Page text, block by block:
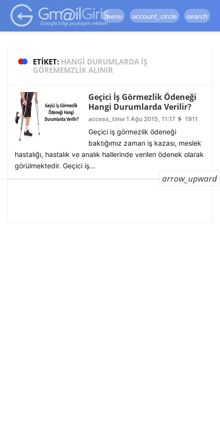
google-site-
verification=vqSI0upH550kabR5X8xpjMYieaXmuBueYgCJBW3uetM
menu account_circle search
ETIKET: HANGI DURUMLARDA IŞ
GÖREMEMZLIK ALINIR
Geçici İş Görmezlik Ödeneği
Hangi Durumlarda Verilir?
access_time1 Ağu 2015, 11:17 1911
Geçici iş görmezlik ödeneği
baktığımız zaman iş kazası, meslek
hastalığı, hastalık ve analık hallerinde verilen ödenek olarak
görülmektedir. Geçici iş...
arrow_upward